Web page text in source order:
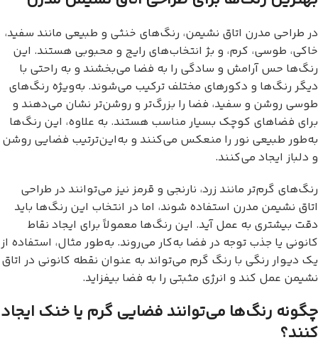
در طراحی مدرن اتاق نشیمن، رنگ‌های خنثی و طبیعی مانند سفید،
خاکی، طوسی، کرم، و بژ انتخاب‌های رایج و محبوبی هستند. این
رنگ‌ها حس آرامش و سادگی را به فضا می‌بخشند و به راحتی با
دیگر رنگ‌ها و دکورهای مختلف ترکیب می‌شوند. به‌ویژه رنگ‌های
طوسی روشن و سفید، فضا را بزرگ‌تر و روشن‌تر نشان می‌دهند و
برای فضاهای کوچک بسیار مناسب هستند. به علاوه، این رنگ‌ها
به‌طور طبیعی نور را منعکس می‌کنند و به‌این‌ترتیب فضایی روشن
و دلباز ایجاد می‌کنند.
رنگ‌های گرم‌تر مانند زرد، نارنجی و قرمز نیز می‌توانند در طراحی
اتاق نشیمن مدرن استفاده شوند، اما در انتخاب این رنگ‌ها باید
دقت بیشتری به عمل آید. این رنگ‌ها معمولاً برای ایجاد نقاط
کانونی یا جذب توجه در فضا به‌کار می‌روند. به‌طور مثال، استفاده از
یک دیوار رنگی با رنگ گرم می‌تواند به عنوان نقطه کانونی در اتاق
نشیمن عمل کند و انرژی مثبتی را به فضا بیفزاید.
چگونه رنگ‌ها می‌توانند فضایی گرم یا خنک ایجاد
کنند؟